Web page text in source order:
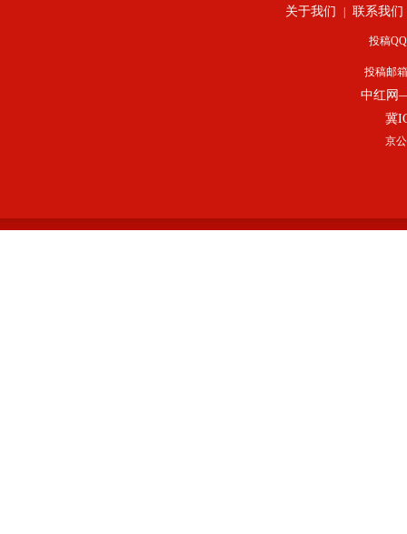
关于我们 联系我们
投稿
投稿邮
中红网
冀
京